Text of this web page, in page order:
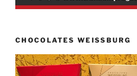
CHOCOLATES WEISSBURG